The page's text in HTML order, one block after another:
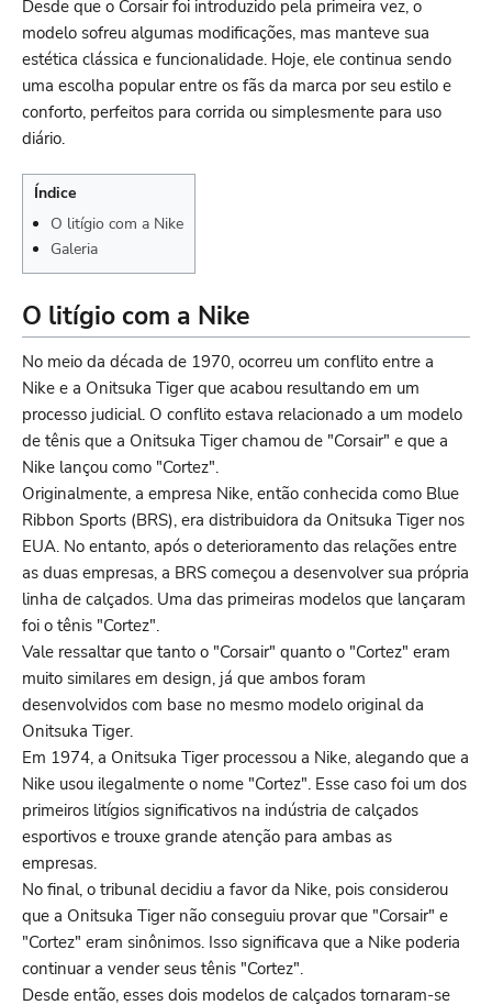
Desde que o Corsair foi introduzido pela primeira vez, o
modelo sofreu algumas modificações, mas manteve sua
estética clássica e funcionalidade. Hoje, ele continua sendo
uma escolha popular entre os fãs da marca por seu estilo e
conforto, perfeitos para corrida ou simplesmente para uso
diário.
Índice
O litígio com a Nike
Galeria
O litígio com a Nike
No meio da década de 1970, ocorreu um conflito entre a
Nike e a Onitsuka Tiger que acabou resultando em um
processo judicial. O conflito estava relacionado a um modelo
de tênis que a Onitsuka Tiger chamou de "Corsair" e que a
Nike lançou como "Cortez".
Originalmente, a empresa Nike, então conhecida como Blue
Ribbon Sports (BRS), era distribuidora da Onitsuka Tiger nos
EUA. No entanto, após o deterioramento das relações entre
as duas empresas, a BRS começou a desenvolver sua própria
linha de calçados. Uma das primeiras modelos que lançaram
foi o tênis "Cortez".
Vale ressaltar que tanto o "Corsair" quanto o "Cortez" eram
muito similares em design, já que ambos foram
desenvolvidos com base no mesmo modelo original da
Onitsuka Tiger.
Em 1974, a Onitsuka Tiger processou a Nike, alegando que a
Nike usou ilegalmente o nome "Cortez". Esse caso foi um dos
primeiros litígios significativos na indústria de calçados
esportivos e trouxe grande atenção para ambas as
empresas.
No final, o tribunal decidiu a favor da Nike, pois considerou
que a Onitsuka Tiger não conseguiu provar que "Corsair" e
"Cortez" eram sinônimos. Isso significava que a Nike poderia
continuar a vender seus tênis "Cortez".
Desde então, esses dois modelos de calçados tornaram-se